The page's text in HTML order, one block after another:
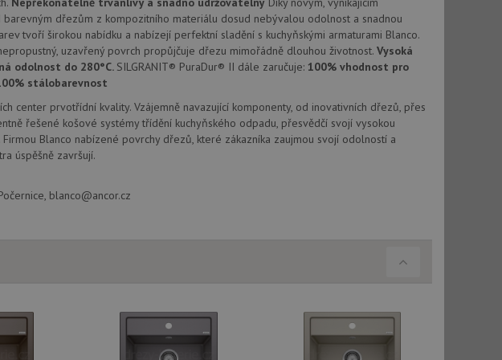
dřezům z kompozitního materiálu dosud nebývalou odolnost a snadnou
tvoří širokou nabídku a nabízejí perfektní sladění s kuchyňskými armaturami Blanco.
uzavřený povrch propůjčuje dřezu mimořádně dlouhou životnost. Vysoká
odolnost do 280°C. SILGRANIT® PuraDur® II dále zaručuje: 100% vhodnost pro
stálobarevnost
center prvotřídní kvality. Vzájemně navazující komponenty, od inovativních dřezů, přes
řešené košové systémy třídění kuchyňského odpadu, přesvědčí svojí vysokou
Blanco nabízené povrchy dřezů, které zákazníka zaujmou svojí odolností a
úspěšně završují.
blanco@ancor.cz
Google Analytics k zachování stavu relace.
cookie nastavuje společnost Doubleclick a
informace o tom, jak koncový uživatel používá
stránky a jakoukoli reklamu, kterou koncový uživatel
před návštěvou uvedeného webu.
jako soubor cookie relace, bude pravděpodobně
pro správu stavu relace.
cookie nastavuje společnost DoubleClick
vlastní společnost Google), aby zjistila, zda prohlížeč
webu podporuje soubory cookie.
vložených videí.
předvoleb pro videa Youtube vložená do
také určit, zda návštěvník webu používá novou
verzi rozhraní Youtube.